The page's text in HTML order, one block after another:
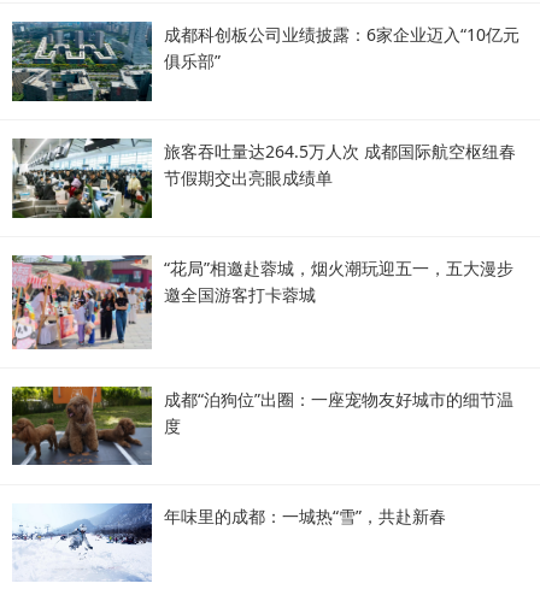
成都科创板公司业绩披露：6家企业迈入“10亿元
俱乐部”
旅客吞吐量达264.5万人次 成都国际航空枢纽春
节假期交出亮眼成绩单
“花局”相邀赴蓉城，烟火潮玩迎五一，五大漫步
邀全国游客打卡蓉城
成都“泊狗位”出圈：一座宠物友好城市的细节温
度
年味里的成都：一城热“雪”，共赴新春